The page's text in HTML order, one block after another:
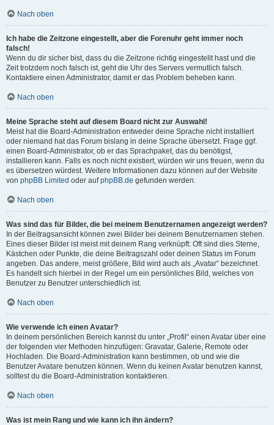
Nach oben
Ich habe die Zeitzone eingestellt, aber die Forenuhr geht immer noch
falsch!
Wenn du dir sicher bist, dass du die Zeitzone richtig eingestellt hast und die
Zeit trotzdem noch falsch ist, geht die Uhr des Servers vermutlich falsch.
Kontaktiere einen Administrator, damit er das Problem beheben kann.
Nach oben
Meine Sprache steht auf diesem Board nicht zur Auswahl!
Meist hat die Board-Administration entweder deine Sprache nicht installiert
oder niemand hat das Forum bislang in deine Sprache übersetzt. Frage ggf.
einen Board-Administrator, ob er das Sprachpaket, das du benötigst,
installieren kann. Falls es noch nicht existiert, würden wir uns freuen, wenn du
es übersetzen würdest. Weitere Informationen dazu können auf der Website
von phpBB Limited oder aufphpBB.de gefunden werden.
Nach oben
Was sind das für Bilder, die bei meinem Benutzernamen angezeigt werden?
In der Beitragsansicht können zwei Bilder bei deinem Benutzernamen stehen.
Eines dieser Bilder ist meist mit deinem Rang verknüpft: Oft sind dies Sterne,
Kästchen oder Punkte, die deine Beitragszahl oder deinen Status im Forum
angeben. Das andere, meist größere, Bild wird auch als „Avatar“ bezeichnet.
Es handelt sich hierbei in der Regel um ein persönliches Bild, welches von
Benutzer zu Benutzer unterschiedlich ist.
Nach oben
Wie verwende ich einen Avatar?
In deinem persönlichen Bereich kannst du unter „Profil“ einen Avatar über eine
der folgenden vier Methoden hinzufügen: Gravatar, Galerie, Remote oder
Hochladen. Die Board-Administration kann bestimmen, ob und wie die
Benutzer Avatare benutzen können. Wenn du keinen Avatar benutzen kannst,
solltest du die Board-Administration kontaktieren.
Nach oben
Was ist mein Rang und wie kann ich ihn ändern?